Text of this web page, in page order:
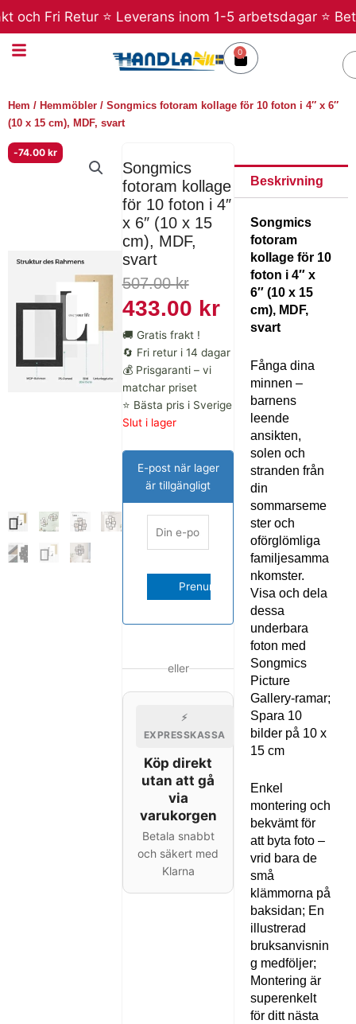
till
innehåll
Fri Retur ⭐ Leverans inom 1-5 arbetsdagar ⭐
0
Varukorg
Hem / Hemmöbler / Songmics fotoram kollage för 10 foton i 4″ x 6″
(10 x 15 cm), MDF, svart
-74.00 kr
Songmics
fotoram kollage
för 10 foton i 4″
x 6″ (10 x 15
cm), MDF,
svart
507.00krDet
ursprungliga
priset
var:
507.00 kr.
433.00 kr
Det
nuvarande
priset
är:
433.00 kr.
🚚 Gratis frakt !
🔄 Fri retur i 14 dagar
💰 Prisgaranti – vi
matchar priset
⭐ Bästa pris i Sverige
Slut i lager
E-post när lager
är tillgängligt
eller
⚡
EXPRESSKASSA
Köp direkt
utan att gå
via
varukorgen
Betala snabbt
och säkert med
Klarna
Beskrivning
Songmics
fotoram
kollage för 10
foton i 4″ x
6″ (10 x 15
cm), MDF,
svart
Fånga dina
minnen –
barnens
leende
ansikten,
solen och
stranden från
din
sommarseme
ster och
oförglömliga
familjesamma
nkomster.
Visa och dela
dessa
underbara
foton med
Songmics
Picture
Gallery-ramar;
Spara 10
bilder på 10 x
15 cm
Enkel
montering och
bekvämt för
att byta foto –
vrid bara de
små
klämmorna på
baksidan; En
illustrerad
bruksanvisnin
g medföljer;
Montering är
superenkelt
för ditt nästa